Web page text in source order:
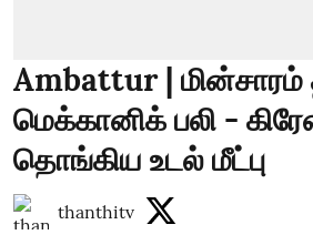
Ambattur | மின்சாரம்
மெக்கானிக் பலி -
தொங்கிய உடல் மீட்பு
thanthitv